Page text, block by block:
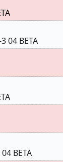
04 BETA
BETA